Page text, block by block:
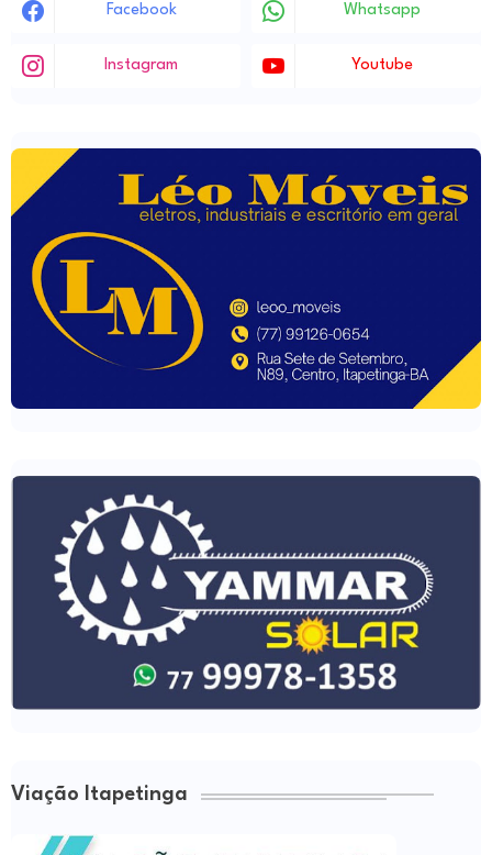
Facebook Whatsapp
Instagram Youtube
Viação Itapetinga